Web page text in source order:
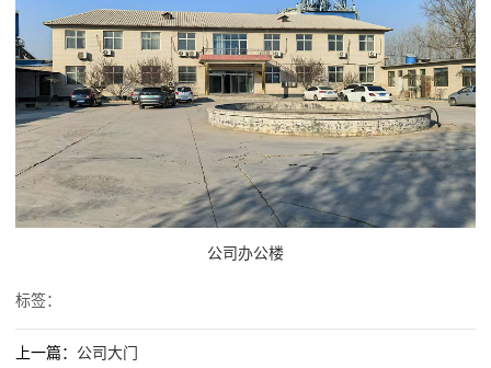
公司办公楼
标签：
上一篇： 公司大门